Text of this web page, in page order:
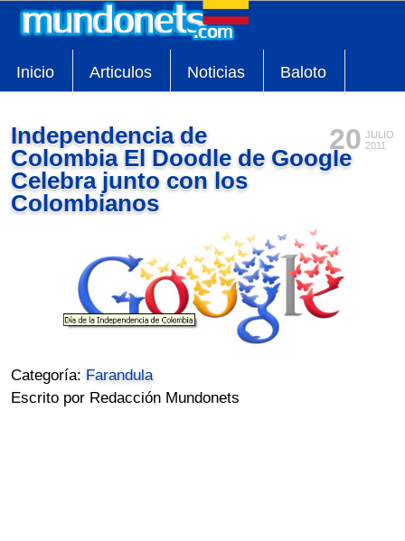
Inicio Articulos Noticias Baloto
20 JULIO
2011
Independencia de
Colombia El Doodle de Google
Celebra junto con los
Colombianos
Categoría: Farandula
Escrito por Redacción Mundonets